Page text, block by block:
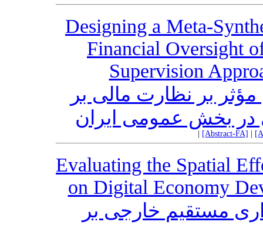
Designing a Meta-
Financial Oversight
Supervision
بر نظارت مالی بر
در بخش عمومی ایران
[Abstract-FA]
Evaluating the Spatial
on Digital Economy
مستقیم خارجی بر